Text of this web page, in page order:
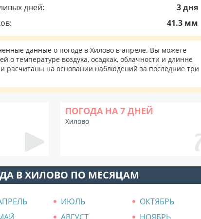
дней:
3 дня
41.3 мм
данные о погоде в Хилово в апреле. Вы можете
о температуре воздуха, осадках, облачности и длинне
расчитаны на основании наблюдений за последние три
ПОГОДА НА 7 ДНЕЙ
Хилово
В ХИЛОВО ПО МЕСЯЦАМ
ИЮЛЬ
ОКТЯБРЬ